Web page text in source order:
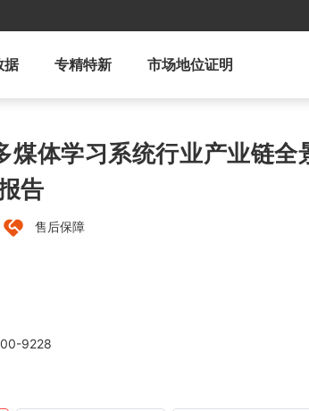
据 专精特新 市场地位证明
体学习系统行业产业链全
告
售后保障
9228